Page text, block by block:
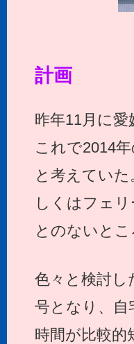
計画
昨年11月に
これで2014
と考えてい
しくはフェ
とのないとこ
色々と検討し
号となり、自
時間が比較的